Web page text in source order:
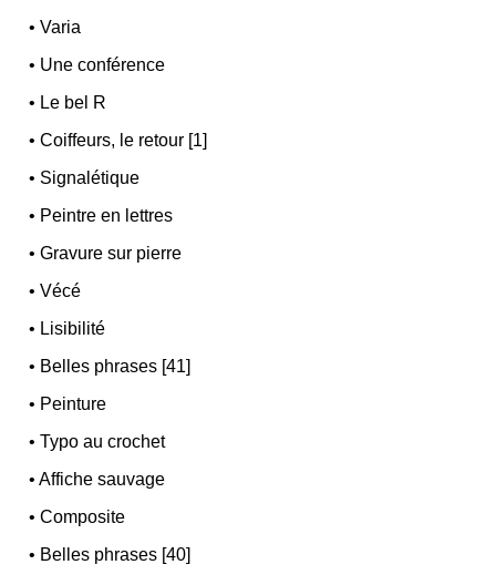
•Varia
• Une conférence
• Le bel R
•Coiffeurs, le retour [1]
• Signalétique
• Peintre en lettres
•Gravure sur pierre
•Vécé
• Lisibilité
• Belles phrases [41]
• Peinture
•Typo au crochet
•Affiche sauvage
•Composite
• Belles phrases [40]